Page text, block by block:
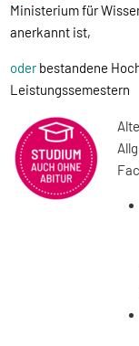
Ministerium für
anerkannt ist,
oderbestandene
Leistungssemestern